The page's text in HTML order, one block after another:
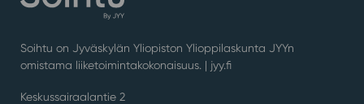
Soihtu on Jyväskylän Yliopiston Ylioppilaskunta JYYn
omistama liiketoimintakokonaisuus. | jyy.fi
Keskussairaalantie 2